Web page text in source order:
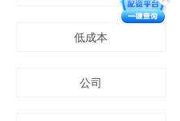
低成本
公司